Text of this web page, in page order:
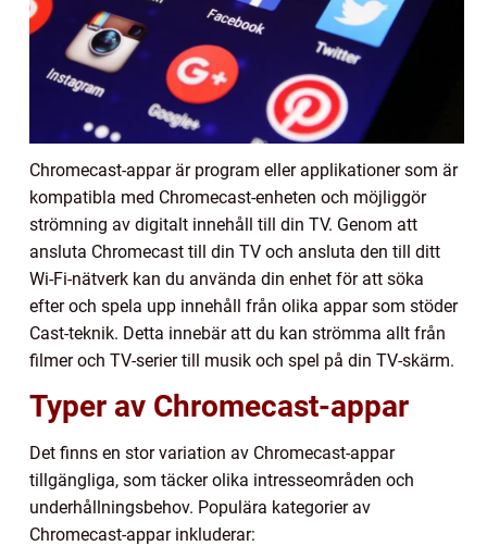
Chromecast-appar är program eller applikationer som är
kompatibla med Chromecast-enheten och möjliggör
strömning av digitalt innehåll till din TV. Genom att
ansluta Chromecast till din TV och ansluta den till ditt
Wi-Fi-nätverk kan du använda din enhet för att söka
efter och spela upp innehåll från olika appar som stöder
Cast-teknik. Detta innebär att du kan strömma allt från
filmer och TV-serier till musik och spel på din TV-skärm.
Typer av Chromecast-appar
Det finns en stor variation av Chromecast-appar
tillgängliga, som täcker olika intresseområden och
underhållningsbehov. Populära kategorier av
Chromecast-appar inkluderar: